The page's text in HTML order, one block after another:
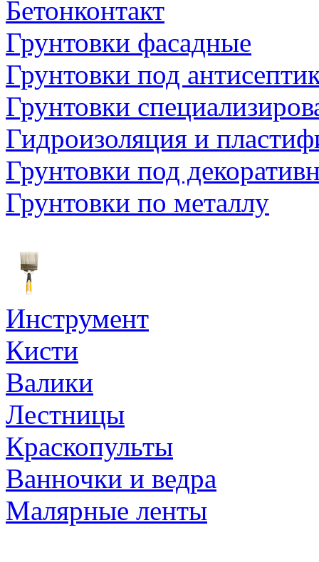
Бетонконтакт
Грунтовки фасадные
Грунтовки под
Грунтовки
Гидроизоляция и
Грунтовки под
Грунтовки по металлу
Инструмент
Кисти
Валики
Лестницы
Краскопульты
Ванночки и ведра
Малярные ленты